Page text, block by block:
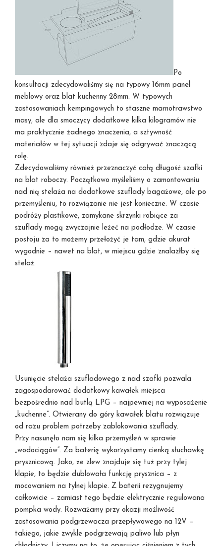
Po
konsultacji zdecydowaliśmy się na typowy 16mm panel
meblowy oraz blat kuchenny 28mm. W typowych
zastosowaniach kempingowych to staszne marnotrawstwo
masy, ale dla smoczycy dodatkowe kilka kilogramów nie
ma praktycznie żadnego znaczenia, a sztywność
materiałów w tej sytuacji zdaje się odgrywać znaczącą
rolę.
Zdecydowaliśmy również przeznaczyć całą długość szafki
na blat roboczy. Początkowo myśleliśmy o zamontowaniu
nad nią stelaża na dodatkowe szuflady bagażowe, ale po
przemyśleniu, to rozwiązanie nie jest konieczne. W czasie
podróży plastikowe, zamykane skrzynki robiące za
szuflady mogą zwyczajnie leżeć na podłodze. W czasie
postoju za to możemy przełożyć je tam, gdzie akurat
wygodnie – nawet na blat, w miejscu gdzie znalazłby się
stelaż.
Usunięcie stelaża szufladowego z nad szafki pozwala
zagospodarować dodatkowy kawałek miejsca
bezpośrednio nad butlą LPG – najpewniej na wyposażenie
„kuchenne”. Otwierany do góry kawałek blatu rozwiązuje
od razu problem potrzeby zablokowania szuflady.
Przy nasunęło nam się kilka przemyśleń w sprawie
„wodociągów”. Za baterię wykorzystamy cienką słuchawkę
prysznicową. Jako, że zlew znajduje się tuż przy tylej
klapie, to będzie dublowała funkcję prysznica – z
mocowaniem na tylnej klapie. Z baterii rezygnujemy
całkowicie – zamiast tego będzie elektrycznie regulowana
pompka wody. Rozważamy przy okazji możliwość
zastosowania podgrzewacza przepływowego na 12V –
takiego, jakie zwykle podgrzewają paliwo lub płyn